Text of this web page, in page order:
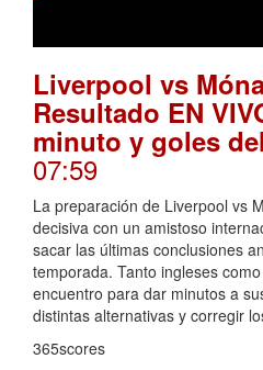
Liverpool vs
Resultado EN
minuto y goles
07:59
La preparación de Liverpool vs
decisiva con un amistoso
sacar las últimas conclusiones
temporada. Tanto ingleses
encuentro para dar minutos a
distintas alternativas y corregir
365scores